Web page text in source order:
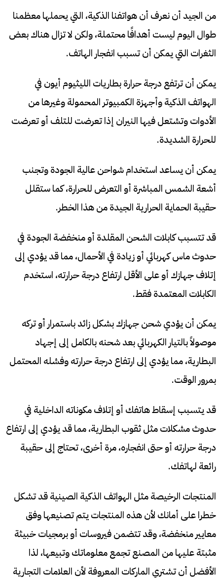
من الجيد أن نعرف أن هواتفنا الذكية، التي يحملها معظمنا
طوال اليوم ليست أهدافًا محتملة، ولكن لا تزال هناك بعض
الثغرات التي يمكن أن تسبب انفجار الهاتف.
يمكن أن ترتفع درجة حرارة بطاريات الليثيوم أيون في
الهواتف الذكية وأجهزة الكمبيوتر المحمولة وغيرها من
الأدوات وتشتعل فيها النيران إذا تعرضت للتلف أو تعرضت
للحرارة الشديدة.
يمكن أن يساعد استخدام شواحن عالية الجودة وتجنب
أشعة الشمس المباشرة أو التعرض للحرارة، كما ستقلل
حقيبة الحماية الحرارية الجيدة من هذا الخطر.
قد تتسبب كابلات الشحن المقلدة أو منخفضة الجودة في
حدوث ماس كهربائي أو زيادة في الأحمال، مما قد يؤدي إلى
إتلاف جهازك أو على الأقل ارتفاع درجة حرارته، استخدم
الكابلات المعتمدة فقط.
يمكن أن يؤدي شحن جهازك بشكل زائد باستمرار أو تركه
موصولاً بالتيار الكهربائي بعد شحنه بالكامل إلى إجهاد
البطارية، مما يؤدي إلى ارتفاع درجة حرارته وفشله المحتمل
بمرور الوقت.
قد يتسبب إسقاط هاتفك أو إتلاف مكوناته الداخلية في
حدوث مشكلات مثل ثقوب البطارية، مما قد يؤدي إلى ارتفاع
درجة حرارته أو حتى انفجاره، مرة أخرى، تحتاج إلى حقيبة
رائعة لهاتفك.
المنتجات الرخيصة مثل الهواتف الذكية الصينية قد تشكل
خطرا على أمانك لأن هذه المنتجات يتم تصنيعها وفق
معايير منخفضة، وقد تتضمن فيروسات أو برمجيات خبيثة
مثبتة عليها من المصنع تجمع معلوماتك وتبيعها، لذا
الأفضل أن تشتري الماركات المعروفة لأن العلامات التجارية